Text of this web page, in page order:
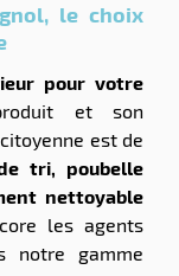
le choix
pour votre
et son
est de
tri, poubelle
nettoyable
les agents
notre gamme